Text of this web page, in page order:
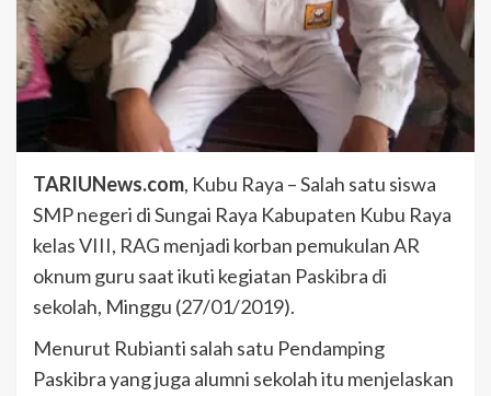
TARIUNews.com, Kubu Raya – Salah satu siswa
SMP negeri di Sungai Raya Kabupaten Kubu Raya
kelas VIII, RAG menjadi korban pemukulan AR
oknum guru saat ikuti kegiatan Paskibra di
sekolah, Minggu (27/01/2019).
Menurut Rubianti salah satu Pendamping
Paskibra yang juga alumni sekolah itu menjelaskan